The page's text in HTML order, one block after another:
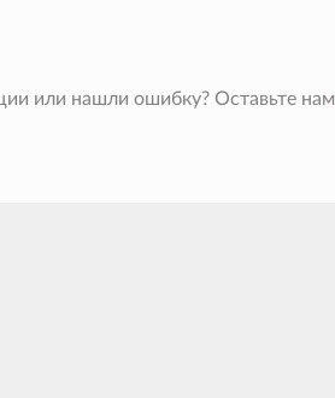
или нашли ошибку? Оставьте нам